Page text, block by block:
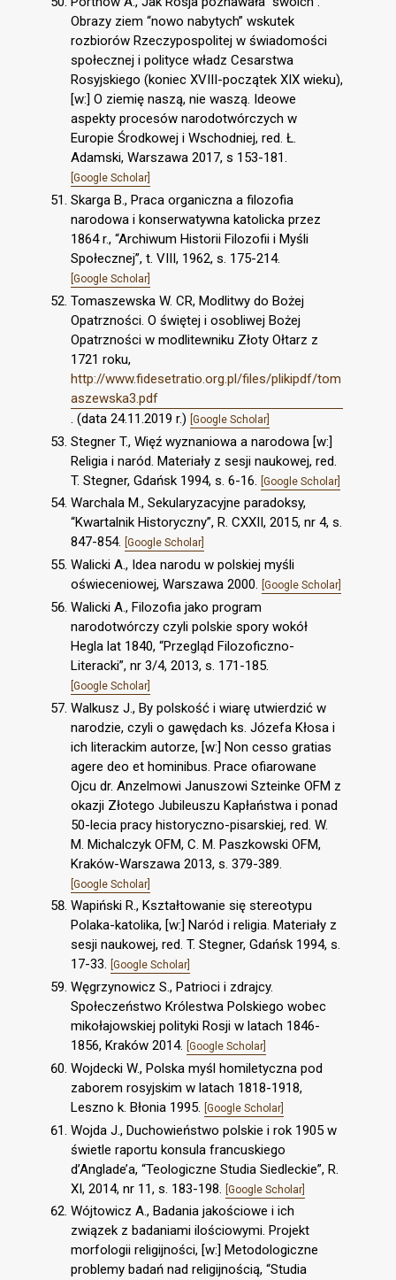
Obrazy ziem “nowo nabytych” wskutek
rozbiorów Rzeczypospolitej w świadomości
społecznej i polityce władz Cesarstwa
Rosyjskiego (koniec XVIII-początek XIX wieku),
[w:] O ziemię naszą, nie waszą. Ideowe
aspekty procesów narodotwórczych w
Europie Środkowej i Wschodniej, red. Ł.
Adamski, Warszawa 2017, s 153-181.
[Google Scholar]
Skarga B., Praca organiczna a filozofia
narodowa i konserwatywna katolicka przez
1864 r., “Archiwum Historii Filozofii i Myśli
Społecznej”, t. VIII, 1962, s. 175-214.
[Google Scholar]
Tomaszewska W. CR, Modlitwy do Bożej
Opatrzności. O świętej i osobliwej Bożej
Opatrzności w modlitewniku Złoty Ołtarz z
1721 roku,
http://www.fidesetratio.org.pl/files/plikipdf/tom
aszewska3.pdf
. (data 24.11.2019 r.) [Google Scholar]
Stegner T., Więź wyznaniowa a narodowa [w:]
Religia i naród. Materiały z sesji naukowej, red.
T. Stegner, Gdańsk 1994, s. 6-16.
[Google Scholar]
Warchala M., Sekularyzacyjne paradoksy,
“Kwartalnik Historyczny”, R. CXXII, 2015, nr 4, s.
847-854. [Google Scholar]
Walicki A., Idea narodu w polskiej myśli
oświeceniowej, Warszawa 2000. [Google Scholar]
Walicki A., Filozofia jako program
narodotwórczy czyli polskie spory wokół
Hegla lat 1840, “Przegląd Filozoficzno-
Literacki”, nr 3/4, 2013, s. 171-185.
[Google Scholar]
Walkusz J., By polskość i wiarę utwierdzić w
narodzie, czyli o gawędach ks. Józefa Kłosa i
ich literackim autorze, [w:] Non cesso gratias
agere deo et hominibus. Prace ofiarowane
Ojcu dr. Anzelmowi Januszowi Szteinke OFM z
okazji Złotego Jubileuszu Kapłaństwa i ponad
50-lecia pracy historyczno-pisarskiej, red. W.
M. Michalczyk OFM, C. M. Paszkowski OFM,
Kraków-Warszawa 2013, s. 379-389.
[Google Scholar]
Wapiński R., Kształtowanie się stereotypu
Polaka-katolika, [w:] Naród i religia. Materiały z
sesji naukowej, red. T. Stegner, Gdańsk 1994, s.
17-33. [Google Scholar]
Węgrzynowicz S., Patrioci i zdrajcy.
Społeczeństwo Królestwa Polskiego wobec
mikołajowskiej polityki Rosji w latach 1846-
1856, Kraków 2014. [Google Scholar]
Wojdecki W., Polska myśl homiletyczna pod
zaborem rosyjskim w latach 1818-1918,
Leszno k. Błonia 1995. [Google Scholar]
Wojda J., Duchowieństwo polskie i rok 1905 w
świetle raportu konsula francuskiego
d’Anglade’a, “Teologiczne Studia Siedleckie”, R.
XI, 2014, nr 11, s. 183-198.
[Google Scholar]
Wójtowicz A., Badania jakościowe i ich
związek z badaniami ilościowymi. Projekt
morfologii religijności, [w:] Metodologiczne
problemy badań nad religijnością, “Studia